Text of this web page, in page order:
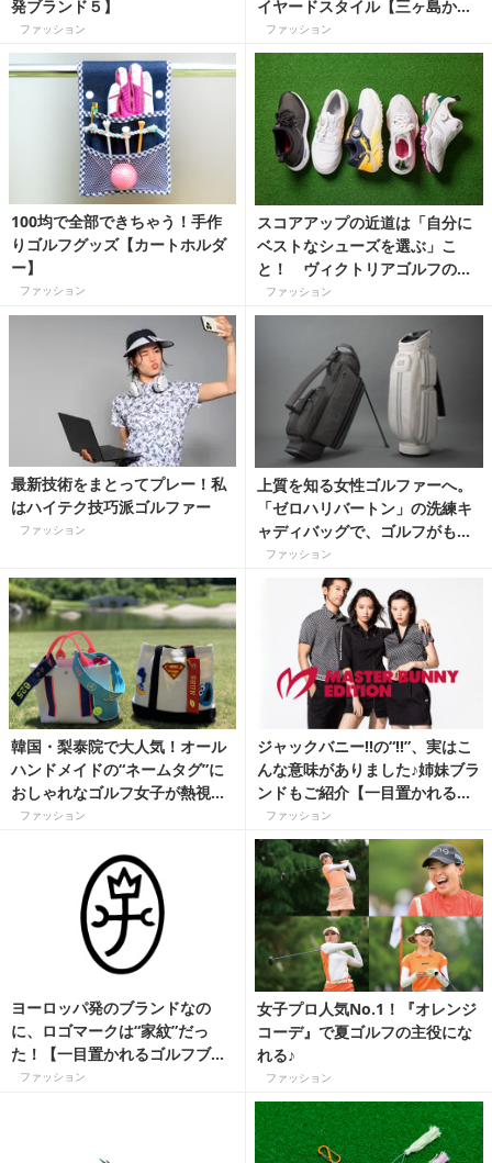
発ブランド５】
ファッション
イヤードスタイル【三ヶ島か
な・高橋彩華・蛭田みなみ】
ファッション
100均で全部できちゃう！手作
りゴルフグッズ【カートホルダ
ー】
ファッション
スコアアップの近道は「自分に
ベストなシューズを選ぶ」こ
と！ ヴィクトリアゴルフの最
新シューズ情報
ファッション
最新技術をまとってプレー！私
はハイテク技巧派ゴルファー
ファッション
上質を知る女性ゴルファーへ。
「ゼロハリバートン」の洗練キ
ャディバッグで、ゴルフがもっ
と楽しくなる
ファッション
韓国・梨泰院で大人気！オール
ハンドメイドの“ネームタグ”に
おしゃれなゴルフ女子が熱視
線！
ファッション
ジャックバニー‼の“‼”、実はこ
んな意味がありました♪姉妹ブラ
ンドもご紹介【一目置かれるゴ
ルフブランド豆知識】
ファッション
ヨーロッパ発のブランドなの
に、ロゴマークは“家紋”だっ
た！【一目置かれるゴルフブラ
ンド豆知識】
ファッション
女子プロ人気No.1！『オレンジ
コーデ』で夏ゴルフの主役にな
れる♪
ファッション